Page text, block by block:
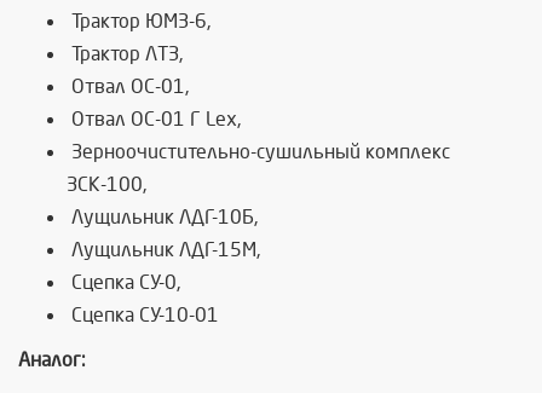
Трактор ЮМЗ-6,
Трактор ЛТЗ,
Отвал ОС-01,
Отвал ОС-01 Г Lex,
Зерноочистительно-сушильный комплекс
ЗСК-100,
Лущильник ЛДГ-10Б,
Лущильник ЛДГ-15М,
Сцепка СУ-0,
Сцепка СУ-10-01
Аналог: